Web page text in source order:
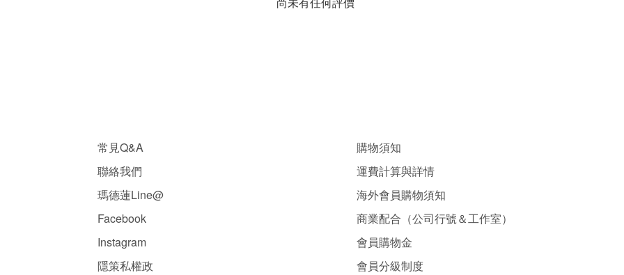
常見Q&A
聯絡我們
瑪德蓮Line@
Facebook
Instagram
隱策私權政
購物須知
運費計算與詳情
海外會員購物須知
商業配合（公司行號＆工作室）
會員購物金
會員分級制度